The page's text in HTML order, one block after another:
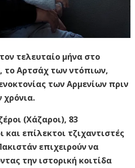
τελευταίο μήνα στο
το Αρτσάχ των ντόπιων,
των Αρμενίων πριν
χρόνια.
(Χάζαροι), 83
και επίλεκτοι τζιχαντιστές
επιχειρούν να
την ιστορική κοιτίδα